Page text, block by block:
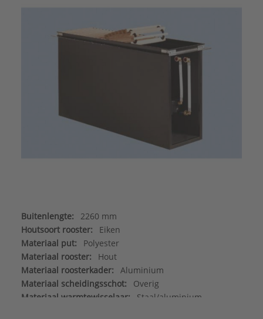
Buitenlengte:
2260 mm
Houtsoort rooster:
Eiken
Materiaal put:
Polyester
Materiaal rooster:
Hout
Materiaal roosterkader:
Aluminium
Materiaal scheidingsschot:
Overig
Materiaal warmtewisselaar:
Staal/aluminium